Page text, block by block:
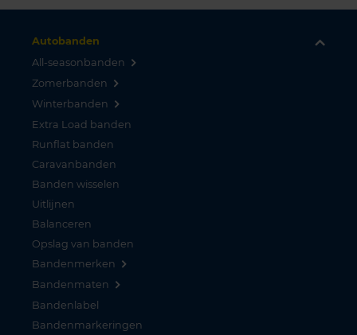
Autobanden
All-seasonbanden
Zomerbanden
Winterbanden
Extra Load banden
Runflat banden
Caravanbanden
Banden wisselen
Uitlijnen
Balanceren
Opslag van banden
Bandenmerken
Bandenmaten
Bandenlabel
Bandenmarkeringen